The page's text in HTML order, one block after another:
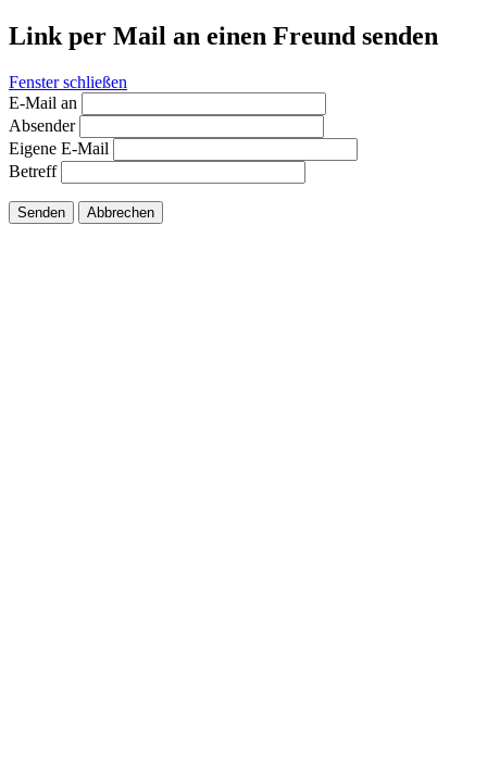
Link per Mail an einen Freund senden
Fenster schließen
E-Mail an
Absender
Eigene E-Mail
Betreff
Senden Abbrechen